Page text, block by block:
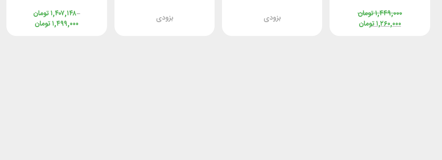
تومان۱,۴۴۹,۰۰۰
تومان۱,۲۶۰,۰۰۰ بزودی بزودی تومان۱,۴۰۷,۱۴۸–
تومان۱,۴۹۹,۰۰۰